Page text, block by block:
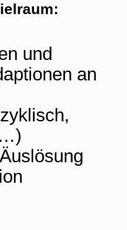
und
an